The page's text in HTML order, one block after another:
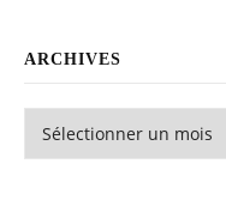
ARCHIVES
Archives